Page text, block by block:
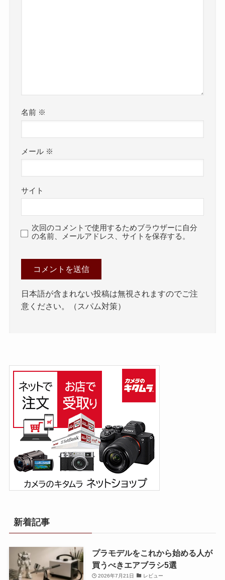
名前 ※
メール ※
サイト
次回のコメントで使用するためブラウザーに自分
の名前、メールアドレス、サイトを保存する。
日本語が含まれない投稿は無視されますのでご注
意ください。（スパム対策）
新着記事
プラモデルをこれから始める人が
買うべきエアブラシ5選
2026年7月21日 レビュー